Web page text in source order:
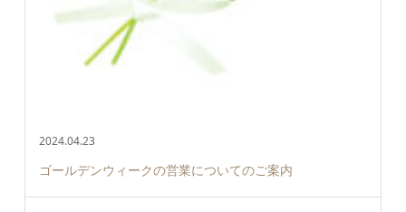
2024.04.23
ゴールデンウィークの営業についてのご案内